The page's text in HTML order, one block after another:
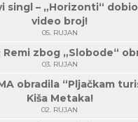
singl – „Horizonti“
video broj!
05. RUJAN
Remi zbog „Slobode“
03. RUJAN
obradila “Pljačkam
Kiša Metaka!
02. RUJAN